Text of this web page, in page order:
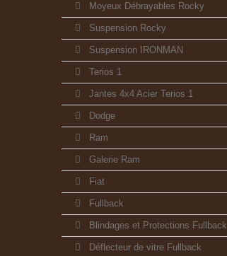
Moyeux Débrayables Rocky
Suspension Rocky
Suspension IRONMAN
Terios 1
Jantes 4x4 Acier Terios 1
Dodge
Ram
Galerie Ram
Fiat
Fullback
Blindages et Protections Fullback
Déflecteur de vitre Fullback